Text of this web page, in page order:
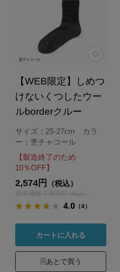
【WEB限定】しめつ
けないくつしたウー
ルborderクルー
サイズ：25-27cm カラ
ー：杢チャコール
【製造終了のため
10％OFF】
2,574円 （税込）
通常価格 2,860円 （税込）
4.0（4）
カートに入れる
あとで買う